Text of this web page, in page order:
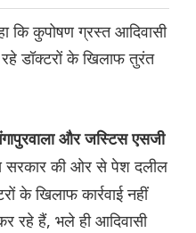
कि कुपोषण ग्रस्त आदिवासी
डॉक्टरों के खिलाफ तुरंत
और जस्टिस एसजी
सरकार की ओर से पेश दलील
के खिलाफ कार्रवाई नहीं
रहे हैं, भले ही आदिवासी